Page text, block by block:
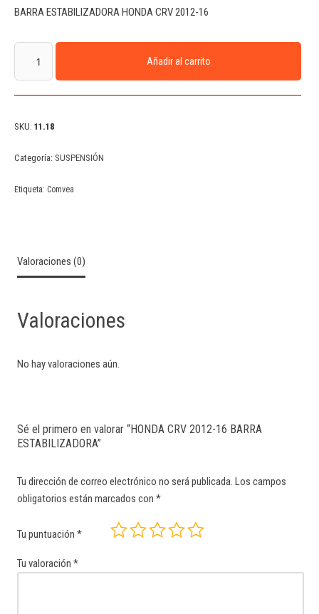
BARRA ESTABILIZADORA HONDA CRV 2012-16
Añadir al carrito
SKU: 11.18
Categoría: SUSPENSIÓN
Etiqueta: Comvea
Valoraciones (0)
Valoraciones
No hay valoraciones aún.
Sé el primero en valorar “HONDA CRV 2012-16 BARRA
ESTABILIZADORA”
Tu dirección de correo electrónico no será publicada. Los campos
obligatorios están marcados con *
Tu puntuación *
Tu valoración *